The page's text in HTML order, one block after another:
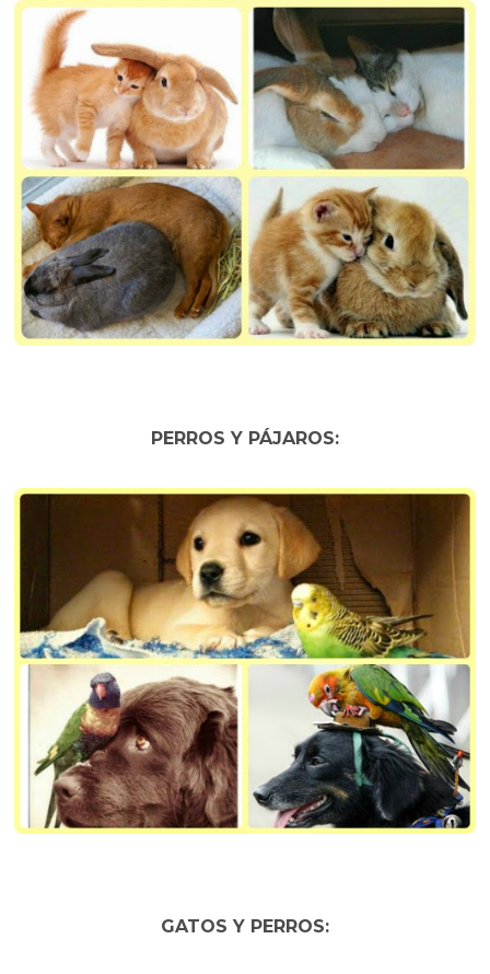
PERROS Y PÁJAROS:
GATOS Y PERROS: